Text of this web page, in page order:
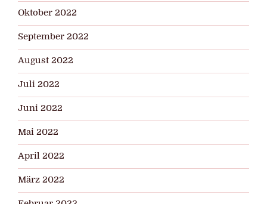
Oktober 2022
September 2022
August 2022
Juli 2022
Juni 2022
Mai 2022
April 2022
März 2022